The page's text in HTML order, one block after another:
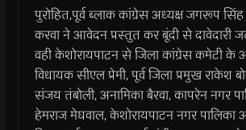
पुरोहित,पूर्व ब्लाक कांग्रेस अध्यक्ष जगरूप
करवा ने आवेदन प्रस्तुत कर बूंदी से दावेदारी
वही केशोरायपाटन से जिला कांग्रेस कमेटी के
विधायक सीएल प्रेमी, पूर्व जिला प्रमुख राकेश
संजय तंबोली, अनामिका बैरवा, कापरेन नगर
हेमराज मेघवाल, केशोरायपाटन नगर पालिका